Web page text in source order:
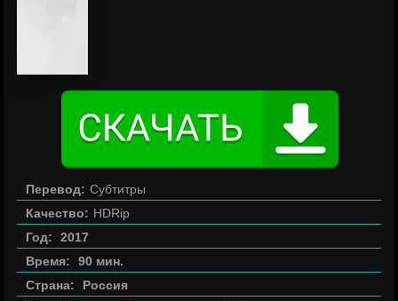
Перевод: Субтитры
Качество: HDRip
Год:
2017
Время:
90 мин.
Страна:
Россия